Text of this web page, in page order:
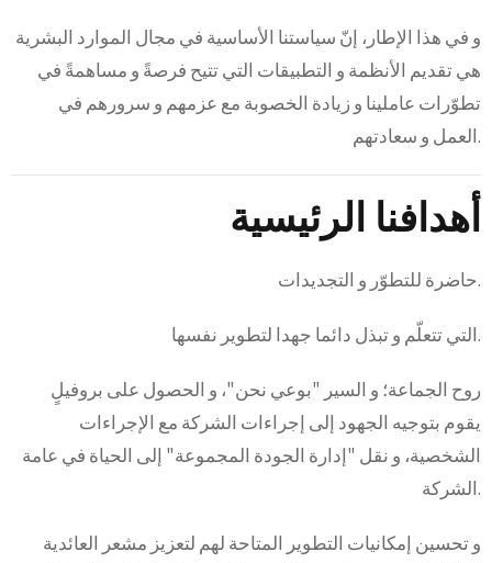
و في هذا الإطار، إنّ سياستنا الأساسية في مجال الموارد البشرية
هي تقديم الأنظمة و التطبيقات التي تتيح فرصةً و مساهمةً في
تطوّرات عاملينا و زيادة الخصوبة مع عزمهم و سرورهم في
العمل و سعادتهم.
أهدافنا الرئيسية
حاضرة للتطوّر و التجديدات.
التي تتعلّم و تبذل دائما جهدا لتطوير نفسها.
روح الجماعة؛ و السير "بوعي نحن"، و الحصول على بروفيلٍ
يقوم بتوجيه الجهود إلى إجراءات الشركة مع الإجراءات
الشخصية، و نقل "إدارة الجودة المجموعة" إلى الحياة في عامة
الشركة.
و تحسين إمكانيات التطوير المتاحة لهم لتعزيز مشعر العائدية